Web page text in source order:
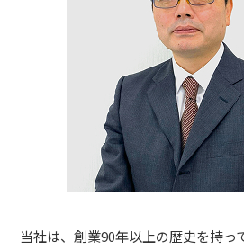
当社は、創業90年以上の歴史を持っ